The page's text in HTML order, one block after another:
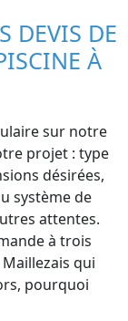
DEVIS DE
À
sur notre
projet : type
désirées,
système de
attentes.
à trois
qui
pourquoi